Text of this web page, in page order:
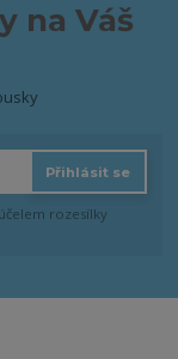
na Váš
Přihlásit se
rozesílky